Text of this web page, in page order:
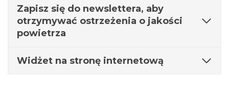
Zapisz się do newslettera, aby
otrzymywać ostrzeżenia o jakości
powietrza
Widżet na stronę internetową